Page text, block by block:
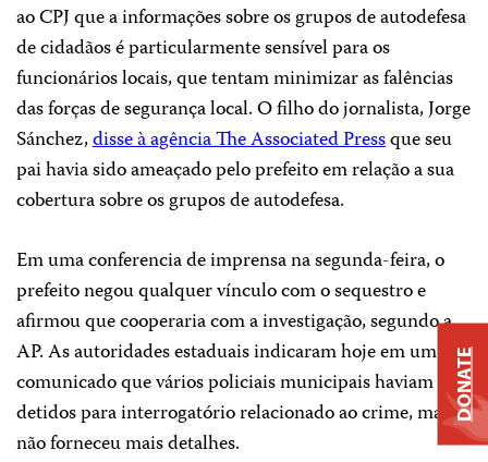
ao CPJ que a informações sobre os grupos de autodefesa
de cidadãos é particularmente sensível para os
funcionários locais, que tentam minimizar as falências
das forças de segurança local. O filho do jornalista, Jorge
Sánchez,disse à agência The Associated Pressque seu
pai havia sido ameaçado pelo prefeito em relação a sua
cobertura sobre os grupos de autodefesa.
Em uma conferencia de imprensa na segunda-feira, o
prefeito negou qualquer vínculo com o sequestro e
afirmou que cooperaria com a investigação, segundo a
AP. As autoridades estaduais indicaram hoje em um
comunicado que vários policiais municipais haviam sido
detidos para interrogatório relacionado ao crime, mas
não forneceu mais detalhes.
DONATE